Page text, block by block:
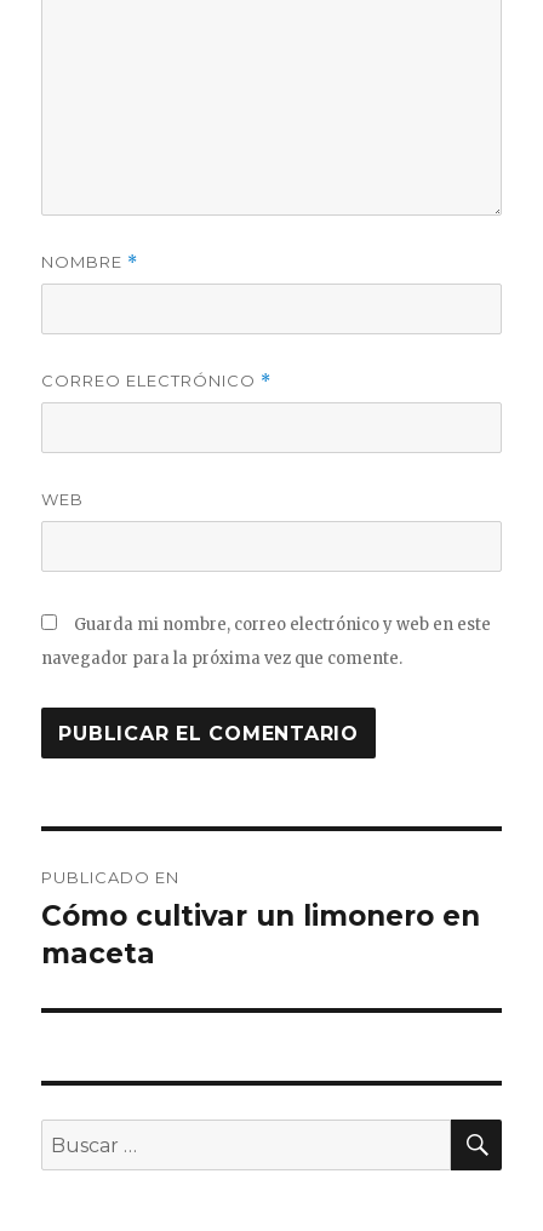
NOMBRE *
CORREO ELECTRÓNICO *
WEB
Guarda mi nombre, correo electrónico y web en este
navegador para la próxima vez que comente.
de
entradas
PUBLICADO EN
Cómo cultivar un limonero en
maceta
Buscar
por: